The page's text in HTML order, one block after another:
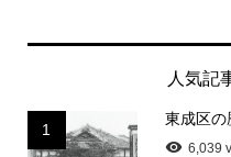
人気記
1
東成区の
6,039